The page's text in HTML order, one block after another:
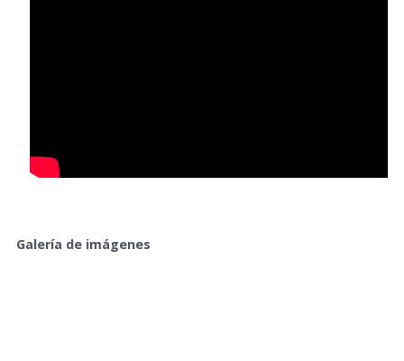
Galería de imágenes